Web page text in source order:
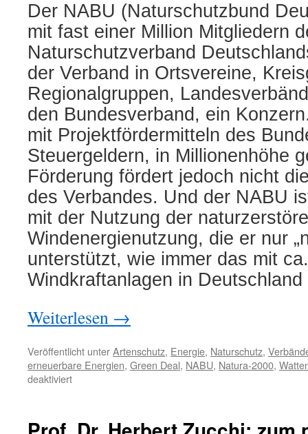
Der NABU (Naturschutzbund
mit fast einer Million Mitgliedern
Naturschutzverband
der Verband in Ortsvereine,
Regionalgruppen,
den Bundesverband, ein
mit Projektfördermitteln des
Steuergeldern, in Millionenhöhe
Förderung fördert jedoch nicht
des Verbandes. Und der NABU
mit der Nutzung der
Windenergienutzung, die er nur
unterstützt, wie immer das mit
Windkraftanlagen in
Weiterlesen →
Veröffentlicht unterArtenschutz, Energie, Naturschutz,
erneuerbare Energien, Green Deal, NABU, Natura-2000,
deaktiviertfür